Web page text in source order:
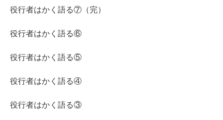
役行者はかく語る⑦（完）
役行者はかく語る⑥
役行者はかく語る⑤
役行者はかく語る④
役行者はかく語る③